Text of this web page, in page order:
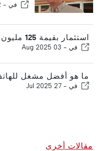
في -
استثمار بقيمة 125 مليون يورو في تطوير الغارف
في - 03 Aug 2025
ما هو أفضل مشغل
في - 27 Jul 2025
مقالات أخرى